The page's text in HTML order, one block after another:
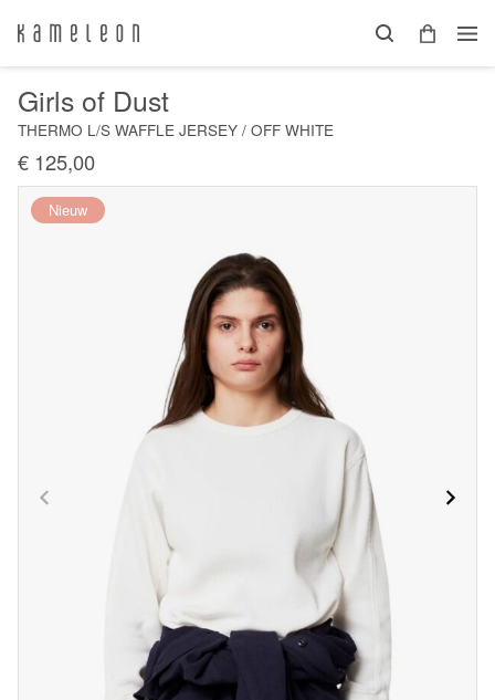
Girls of Dust
THERMO L/S WAFFLE JERSEY / OFF WHITE
€ 125,00
Nieuw